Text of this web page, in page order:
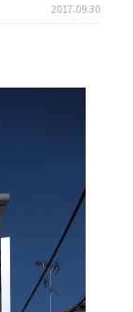
2017.09.30